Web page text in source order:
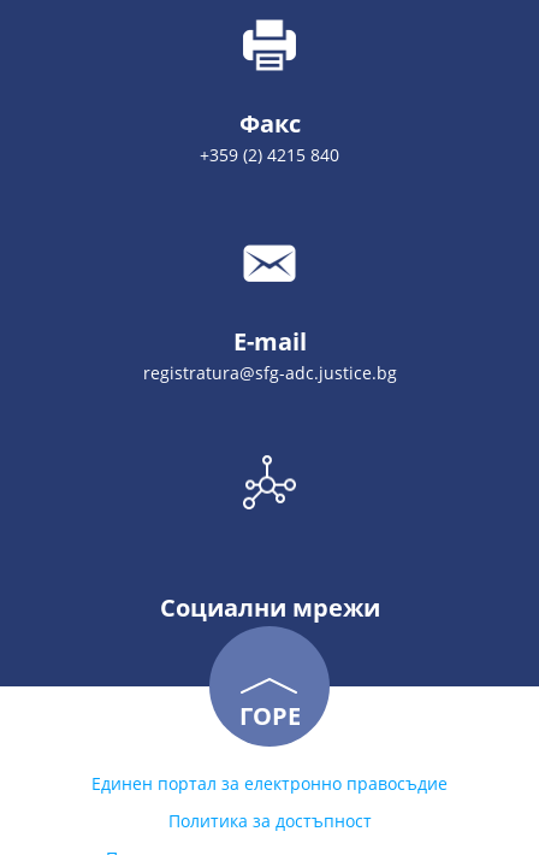
Факс
+359 (2) 4215 840
E-mail
registratura@sfg-adc.justice.bg
Социални мрежи
ГОРЕ
Единен портал за електронно правосъдие
Политика за достъпност